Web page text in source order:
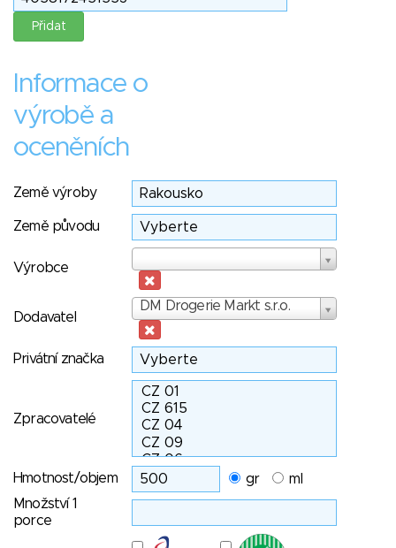
Informace o
výrobě a
oceněních
Země výroby
Země původu
Výrobce
Dodavatel
DM Drogerie Markt s.r.o.
Dodavatel
Privátní značka
Zpracovatelé
Hmotnost/objem gr
ml
Množství 1
porce